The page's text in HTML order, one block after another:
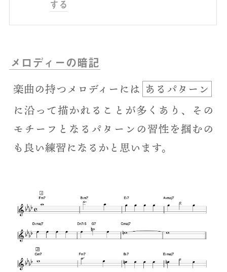
する
メロディーの暗記
楽曲の持つメロディーには あるパターン
に沿って描かれることが多くあり、その
モチーフとなるパターンの習性を掴むの
も良い練習になるかと思います。